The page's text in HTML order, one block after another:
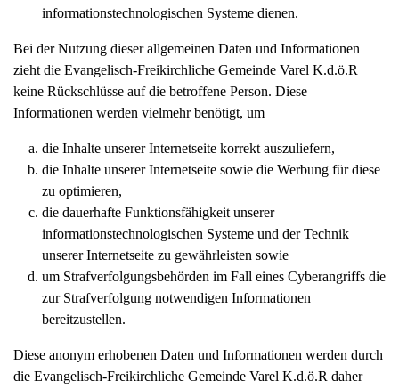
informationstechnologischen Systeme dienen.
Bei der Nutzung dieser allgemeinen Daten und Informationen
zieht die Evangelisch-Freikirchliche Gemeinde Varel K.d.ö.R
keine Rückschlüsse auf die betroffene Person. Diese
Informationen werden vielmehr benötigt, um
die Inhalte unserer Internetseite korrekt auszuliefern,
die Inhalte unserer Internetseite sowie die Werbung für diese
zu optimieren,
die dauerhafte Funktionsfähigkeit unserer
informationstechnologischen Systeme und der Technik
unserer Internetseite zu gewährleisten sowie
um Strafverfolgungsbehörden im Fall eines Cyberangriffs die
zur Strafverfolgung notwendigen Informationen
bereitzustellen.
Diese anonym erhobenen Daten und Informationen werden durch
die Evangelisch-Freikirchliche Gemeinde Varel K.d.ö.R daher